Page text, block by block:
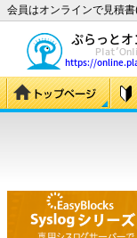
会員はオンラインで見積書